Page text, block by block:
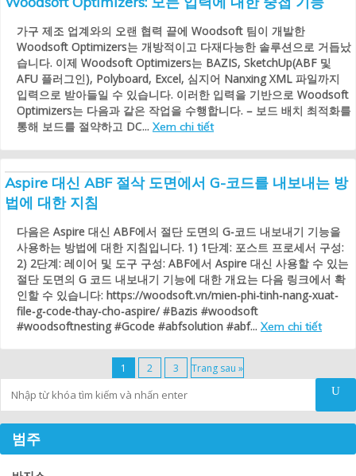
가구 제조 업계와의 오랜 협력 끝에 Woodsoft 팀이 개발한
Woodsoft Optimizers는 개방적이고 다재다능한 솔루션으로 거듭났
습니다. 이제 Woodsoft Optimizers는 BAZIS, SketchUp(ABF 및
AFU 플러그인), Polyboard, Excel, 심지어 Nanxing XML 파일까지
입력으로 받아들일 수 있습니다. 이러한 입력을 기반으로 Woodsoft
Optimizers는 다음과 같은 작업을 수행합니다. – 보드 배치 최적화를
통해 보드를 절약하고 DC... Xem chi tiết
Aspire 대신 ABF 절삭 도면에서 G-코드를 내보내는 방
법에 대한 지침
다음은 Aspire 대신 ABF에서 절단 도면의 G-코드 내보내기 기능을
사용하는 방법에 대한 지침입니다. 1) 1단계: 포스트 프로세서 구성:
2) 2단계: 레이어 및 도구 구성: ABF에서 Aspire 대신 사용할 수 있는
절단 도면의 G 코드 내보내기 기능에 대한 개요는 다음 링크에서 확
인할 수 있습니다: https://woodsoft.vn/mien-phi-tinh-nang-xuat-
file-g-code-thay-cho-aspire/ #Bazis #woodsoft
#woodsoftnesting #Gcode #abfsolution #abf... Xem chi tiết
1 2 3 Trang sau »
범주